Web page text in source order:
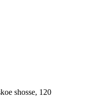
shosse, 120